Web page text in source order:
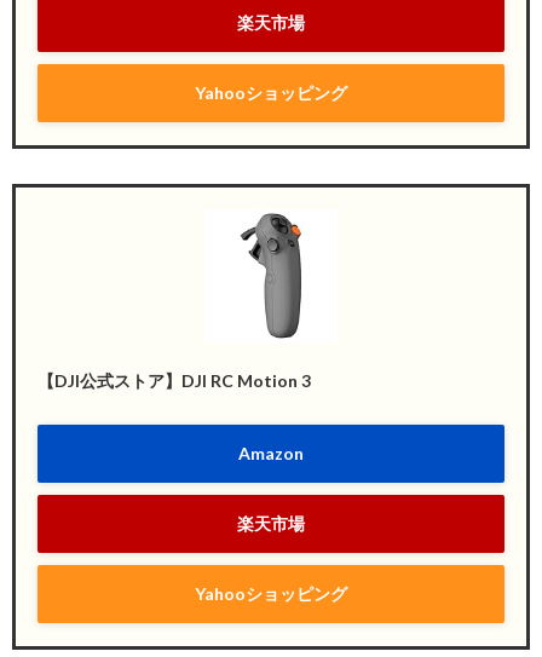
楽天市場
Yahooショッピング
【DJI公式ストア】DJI RC Motion 3
Amazon
楽天市場
Yahooショッピング